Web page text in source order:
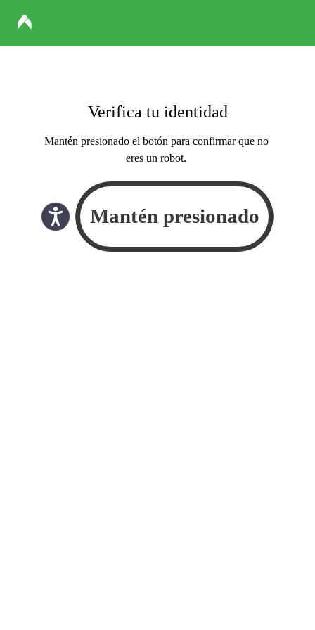
Verifica tu identidad
Mantén presionado el botón para confirmar que no
eres un robot.